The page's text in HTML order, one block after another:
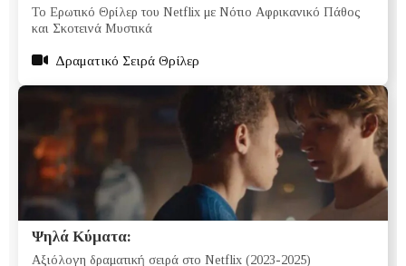
Το Ερωτικό Θρίλερ του Netflix με Νότιο Αφρικανικό Πάθος
και Σκοτεινά Μυστικά
Δραματικό Σειρά Θρίλερ
Ψηλά Κύματα:
Αξιόλογη δραματική σειρά στο Netflix (2023-2025)